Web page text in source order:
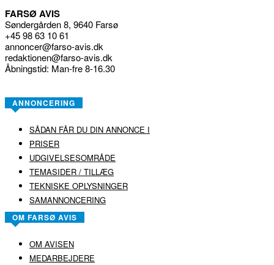
FARSØ AVIS
Søndergården 8, 9640 Farsø
+45 98 63 10 61
annoncer@farso-avis.dk
redaktionen@farso-avis.dk
Åbningstid: Man-fre 8-16.30
ANNONCERING
SÅDAN FÅR DU DIN ANNONCE I
PRISER
UDGIVELSESOMRÅDE
TEMASIDER / TILLÆG
TEKNISKE OPLYSNINGER
SAMANNONCERING
OM FARSØ AVIS
OM AVISEN
MEDARBEJDERE